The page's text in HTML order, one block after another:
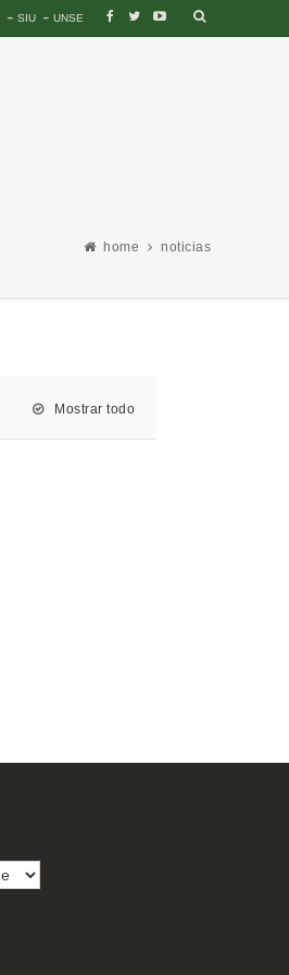
SIU UNSE
home noticias
Mostrar todo